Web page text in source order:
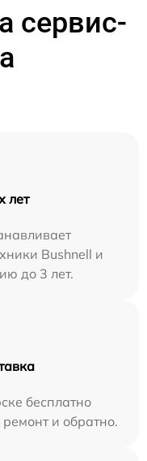
сервис-
лет
Bushnell и
до 3 лет.
бесплатно
и обратно.